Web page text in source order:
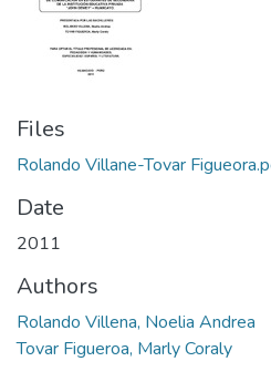
Files
Rolando Villane-Tovar
Date
2011
Authors
Rolando Villena, Noelia Andrea
Tovar Figueroa, Marly Coraly